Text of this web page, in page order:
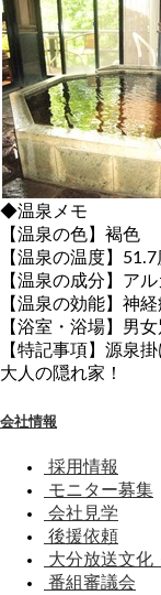
◆温泉メモ
【温泉の色】褐色
【温泉の温度】51.7
【温泉の成分】ア
【温泉の効能】神
【浴室・浴場】男
【特記事項】源泉
大人の隠れ家！
会社情報
採用情報
モニター募集
会社見学
後援依頼
大分放送文化
番組審議会